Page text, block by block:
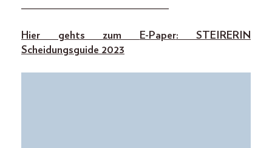
___________________________
Hier gehts zum E-Paper: STEIRERIN
Scheidungsguide 2023